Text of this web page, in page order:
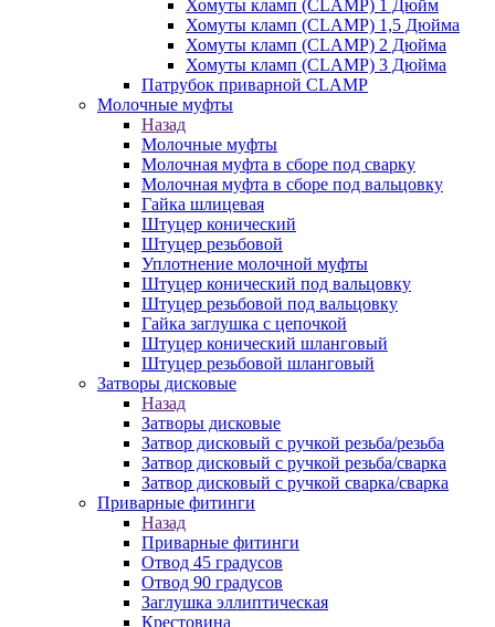
Хомуты кламп (CLAMP) 1 Дюйм
Хомуты кламп (CLAMP) 1,5 Дюйма
Хомуты кламп (CLAMP) 2 Дюйма
Хомуты кламп (CLAMP) 3 Дюйма
Патрубок приварной CLAMP
Молочные муфты
Назад
Молочные муфты
Молочная муфта в сборе под сварку
Молочная муфта в сборе под вальцовку
Гайка шлицевая
Штуцер конический
Штуцер резьбовой
Уплотнение молочной муфты
Штуцер конический под вальцовку
Штуцер резьбовой под вальцовку
Гайка заглушка с цепочкой
Штуцер конический шланговый
Штуцер резьбовой шланговый
Затворы дисковые
Назад
Затворы дисковые
Затвор дисковый с ручкой резьба/резьба
Затвор дисковый с ручкой резьба/сварка
Затвор дисковый с ручкой сварка/сварка
Приварные фитинги
Назад
Приварные фитинги
Отвод 45 градусов
Отвод 90 градусов
Заглушка эллиптическая
Крестовина